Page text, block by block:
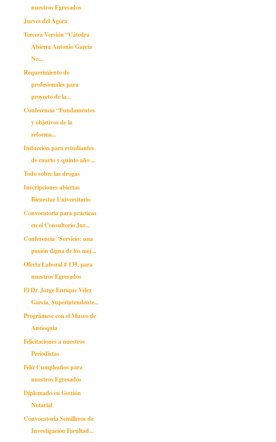
nuestros Egresados
Jueves del Ágora
Tercera Versión “Cátedra
Abierta Antonio García
No...
Requerimiento de
profesionales para
proyecto de la...
Conferencia “Fundamentos
y objetivos de la
reforma...
Inducción para estudiantes
de cuarto y quinto año ...
Todo sobre las drogas
Inscripciones abiertas
Bienestar Universitario
Convocatoria para prácticas
en el Consultorio Jur...
Conferencia “Servicio: una
pasión digna de los mej...
Oferta Laboral # 139, para
nuestros Egresados
El Dr. Jorge Enrique Vélez
García, Superintendente...
Prográmese con el Museo de
Antioquia
Felicitaciones a nuestros
Periodistas
Felíz Cumpleaños para
nuestros Egresados
Diplomado en Gestión
Notarial
Convocatoria Semilleros de
Investigación Facultad...